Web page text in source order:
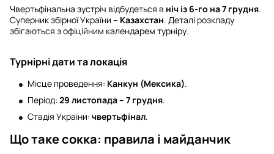
Чвертьфінальна зустріч відбудеться в ніч із 6-го на 7 грудня.
Суперник збірної України – Казахстан. Деталі розкладу
збігаються з офіційним календарем турніру.
Турнірні дати та локація
Місце проведення: Канкун (Мексика).
Період: 29 листопада – 7 грудня.
Стадія України: чвертьфінал.
Що таке сокка: правила і майданчик